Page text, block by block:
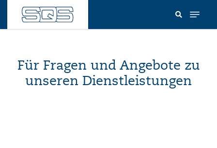
Inhalt
Für Fragen und Angebote zu
unseren Dienstleistungen